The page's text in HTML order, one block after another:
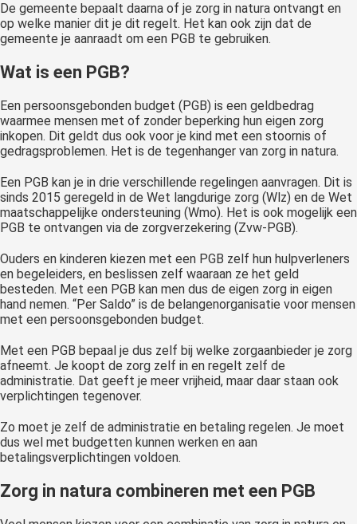
De gemeente bepaalt daarna of je zorg in natura ontvangt en
op welke manier dit je dit regelt. Het kan ook zijn dat de
gemeente je aanraadt om een PGB te gebruiken.
Wat is een PGB?
Een persoonsgebonden budget (PGB) is een geldbedrag
waarmee mensen met of zonder beperking hun eigen zorg
inkopen. Dit geldt dus ook voor je kind met een stoornis of
gedragsproblemen. Het is de tegenhanger van zorg in natura.
Een PGB kan je in drie verschillende regelingen aanvragen. Dit is
sinds 2015 geregeld in de Wet langdurige zorg (Wlz) en de Wet
maatschappelijke ondersteuning (Wmo). Het is ook mogelijk een
PGB te ontvangen via de zorgverzekering (Zvw-PGB).
Ouders en kinderen kiezen met een PGB zelf hun hulpverleners
en begeleiders, en beslissen zelf waaraan ze het geld
besteden. Met een PGB kan men dus de eigen zorg in eigen
hand nemen. “Per Saldo” is de belangenorganisatie voor mensen
met een persoonsgebonden budget.
Met een PGB bepaal je dus zelf bij welke zorgaanbieder je zorg
afneemt. Je koopt de zorg zelf in en regelt zelf de
administratie. Dat geeft je meer vrijheid, maar daar staan ook
verplichtingen tegenover.
Zo moet je zelf de administratie en betaling regelen. Je moet
dus wel met budgetten kunnen werken en aan
betalingsverplichtingen voldoen.
Zorg in natura combineren met een PGB